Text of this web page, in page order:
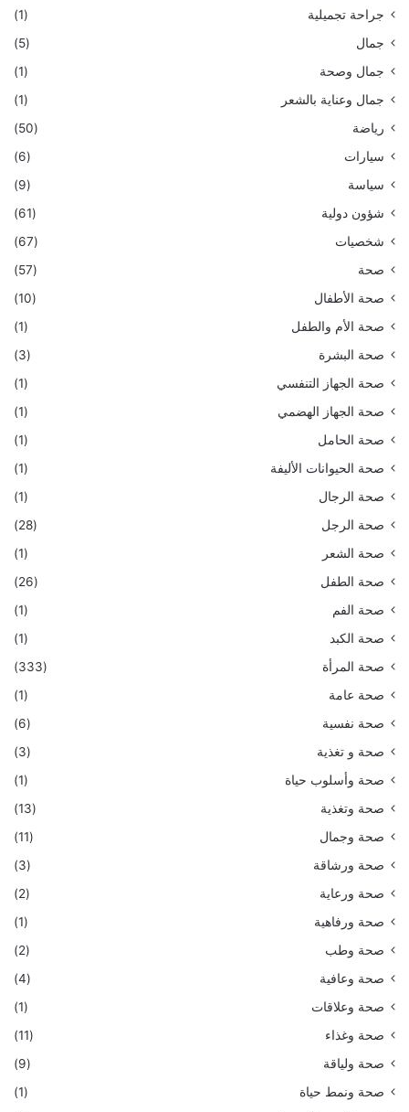
جراحة تجميلية
(1)
جمال
(5)
جمال وصحة
(1)
جمال وعناية بالشعر
(1)
رياضة
(50)
سيارات
(6)
سياسة
(9)
شؤون دولية
(61)
شخصيات
(67)
صحة
(57)
صحة الأطفال
(10)
صحة الأم والطفل
(1)
صحة البشرة
(3)
صحة الجهاز التنفسي
(1)
صحة الجهاز الهضمي
(1)
صحة الحامل
(1)
صحة الحيوانات الأليفة
(1)
صحة الرجال
(1)
صحة الرجل
(28)
صحة الشعر
(1)
صحة الطفل
(26)
صحة الفم
(1)
صحة الكبد
(1)
صحة المرأة
(333)
صحة عامة
(1)
صحة نفسية
(6)
صحة و تغذية
(3)
صحة وأسلوب حياة
(1)
صحة وتغذية
(13)
صحة وجمال
(11)
صحة ورشاقة
(3)
صحة ورعاية
(2)
صحة ورفاهية
(1)
صحة وطب
(2)
صحة وعافية
(4)
صحة وعلاقات
(1)
صحة وغذاء
(11)
صحة ولياقة
(9)
صحة ونمط حياة
(1)